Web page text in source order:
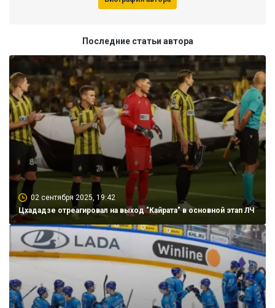
Последние статьи автора
02 сентября 2025, 19:42
Цхададзе отреагировал на выход "Кайрата" в основной этап ЛЧ